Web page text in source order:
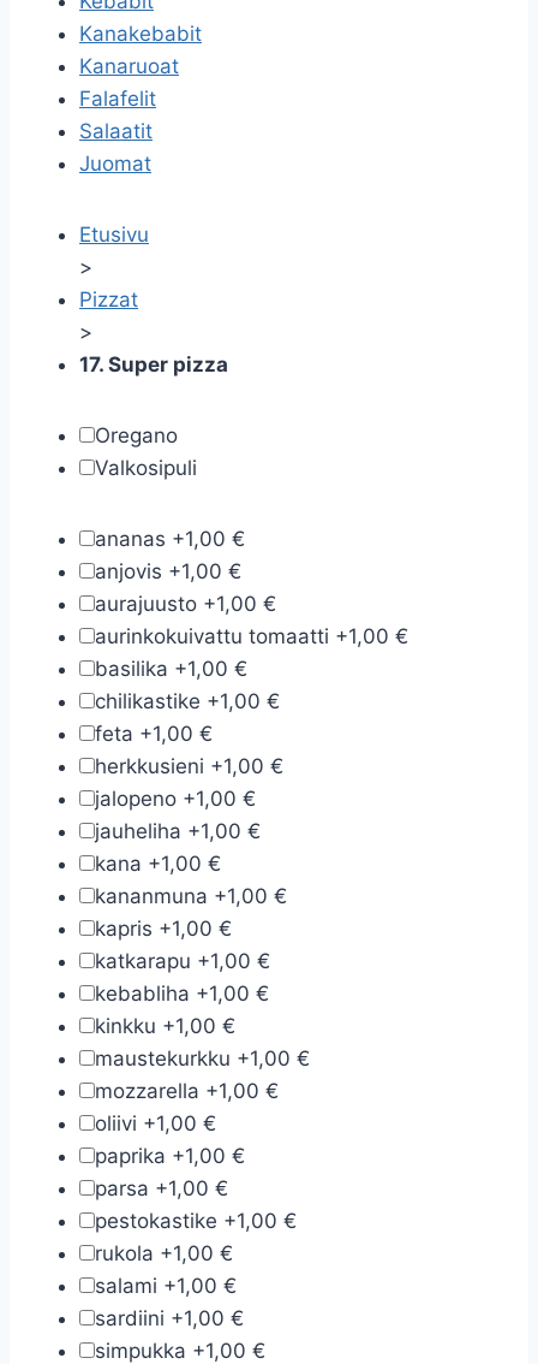
Kanakebabit
Kanaruoat
Falafelit
Salaatit
Juomat
Etusivu
>
Pizzat
>
17. Super pizza
Oregano
Valkosipuli
ananas +1,00 €
anjovis +1,00 €
aurajuusto +1,00 €
aurinkokuivattu tomaatti +1,00 €
basilika +1,00 €
chilikastike +1,00 €
feta +1,00 €
herkkusieni +1,00 €
jalopeno +1,00 €
jauheliha +1,00 €
kana +1,00 €
kananmuna +1,00 €
kapris +1,00 €
katkarapu +1,00 €
kebabliha +1,00 €
kinkku +1,00 €
maustekurkku +1,00 €
mozzarella +1,00 €
oliivi +1,00 €
paprika +1,00 €
parsa +1,00 €
pestokastike +1,00 €
rukola +1,00 €
salami +1,00 €
sardiini +1,00 €
simpukka +1,00 €